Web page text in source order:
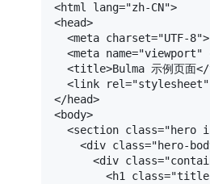
<html lang="zh-CN">
<head>
<meta charset="UTF-8">
<meta name="viewport"
<title>Bulma 示例页面</
<link rel="stylesheet"
</head>
<body>
<section class="hero
<div class="hero-
<div class=
<h1 class=